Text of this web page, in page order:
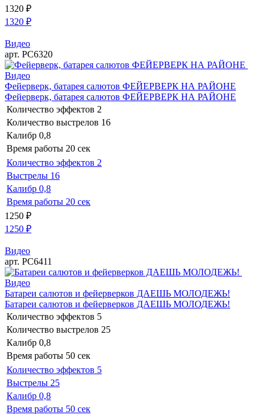
1320 ₽
1320 ₽
Видео
арт. РС6320
Видео
Фейерверк, батарея салютов ФЕЙЕРВЕРК НА РАЙОНЕ
Фейерверк, батарея салютов ФЕЙЕРВЕРК НА РАЙОНЕ
Количество эффектов 2
Количество выстрелов 16
Калибр 0,8
Время работы 20 сек
Количество эффектов 2
Выстрелы 16
Калибр 0,8
Время работы 20 сек
1250 ₽
1250 ₽
Видео
арт. РС6411
Видео
Батареи салютов и фейерверков ДАЕШЬ МОЛОДЕЖЬ!
Батареи салютов и фейерверков ДАЕШЬ МОЛОДЕЖЬ!
Количество эффектов 5
Количество выстрелов 25
Калибр 0,8
Время работы 50 сек
Количество эффектов 5
Выстрелы 25
Калибр 0,8
Время работы 50 сек